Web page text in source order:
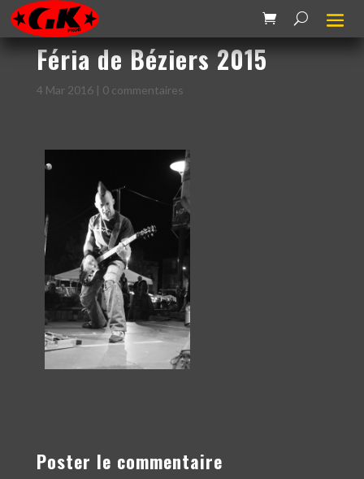
Féria de Béziers 2015
4 Mar 2016| 0 commentaires
Poster le commentaire